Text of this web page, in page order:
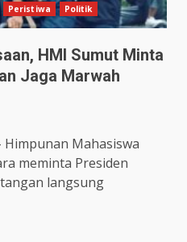
Peristiwa Politik
HMI Sumut Minta
Jaga Marwah
Himpunan Mahasiswa
meminta Presiden
langsung